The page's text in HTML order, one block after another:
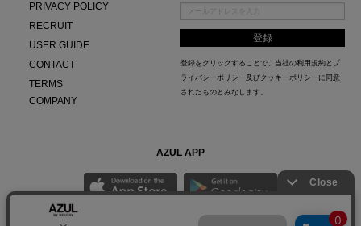
PRIVACY POLICY
RECRUIT
USER GUIDE
CONTACT
TERMS
COMPANY
登録をクリックすることで、当社の利用規約と プ
ライバシーポリシー及びクッキーポリシー に同意
されたものとみなします。
AZUL APP